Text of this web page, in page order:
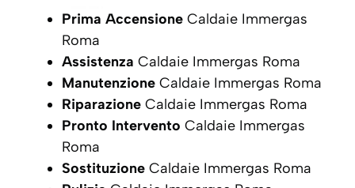
Prima Accensione Caldaie Immergas
Roma
Assistenza Caldaie Immergas Roma
Manutenzione Caldaie Immergas Roma
Riparazione Caldaie Immergas Roma
Pronto Intervento Caldaie Immergas
Roma
Sostituzione Caldaie Immergas Roma